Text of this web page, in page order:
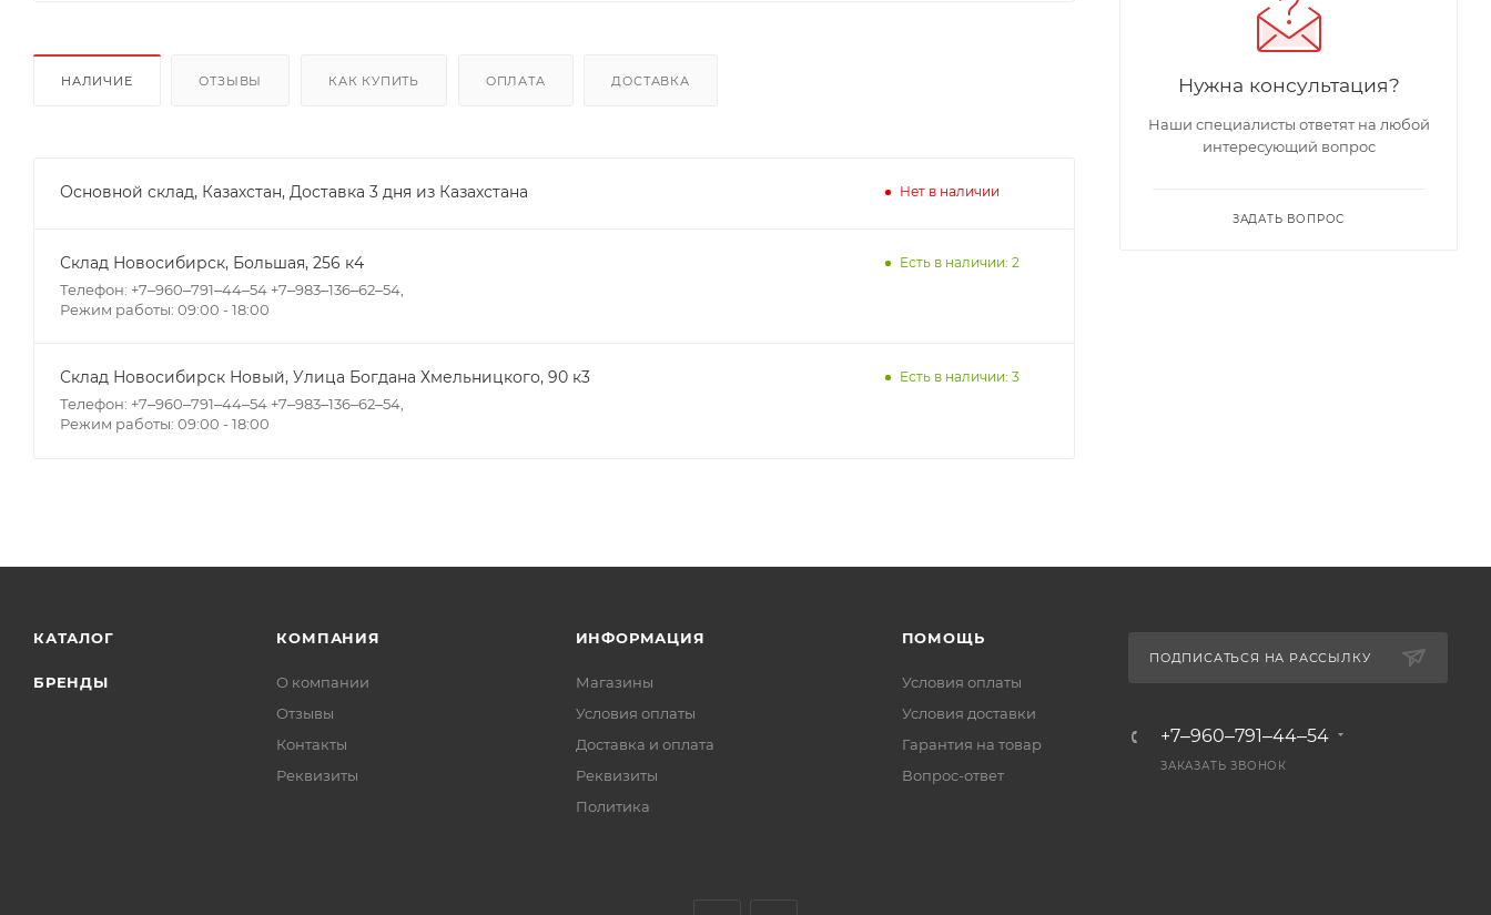
НАЛИЧИЕ ОТЗЫВЫ КАК КУПИТЬ ОПЛАТА ДОСТАВКА
Основной склад, Казахстан, Доставка 3 дня из Казахстана Нет в наличии
Склад Новосибирск, ​Большая, 256 к4
Телефон: +7‒960‒791‒44‒54 +7‒983‒136‒62‒54,
Режим работы: 09:00 - 18:00
Есть в наличии: 2
Склад Новосибирск Новый, ​Улица Богдана Хмельницкого, 90 к3
Телефон: +7‒960‒791‒44‒54 +7‒983‒136‒62‒54,
Режим работы: 09:00 - 18:00
Есть в наличии: 3
Нужна консультация?
Наши специалисты ответят на любой
интересующий вопрос
ЗАДАТЬ ВОПРОС
КАТАЛОГ
БРЕНДЫ
КОМПАНИЯ
О компании
Отзывы
Контакты
Реквизиты
ИНФОРМАЦИЯ
Магазины
Условия оплаты
Доставка и оплата
Реквизиты
Политика
ПОМОЩЬ
Условия оплаты
Условия доставки
Гарантия на товар
Вопрос-ответ
ПОДПИСАТЬСЯ НА РАССЫЛКУ
+7‒960‒791‒44‒54
ЗАКАЗАТЬ ЗВОНОК